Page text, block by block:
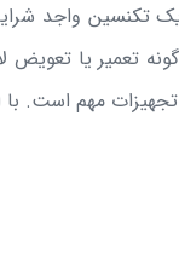
واجد
تعمیر یا تعویض
مهم است. با